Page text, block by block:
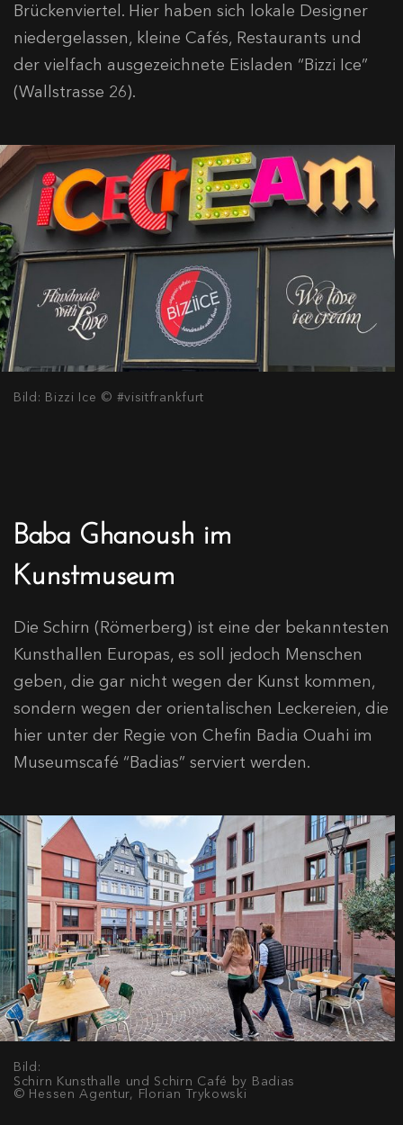
Brückenviertel. Hier haben sich lokale Designer
niedergelassen, kleine Cafés, Restaurants und
der vielfach ausgezeichnete Eisladen “Bizzi Ice”
(Wallstrasse 26).
Bild: Bizzi Ice © #visitfrankfurt
Baba Ghanoush im
Kunstmuseum
Die Schirn (Römerberg) ist eine der bekanntesten
Kunsthallen Europas, es soll jedoch Menschen
geben, die gar nicht wegen der Kunst kommen,
sondern wegen der orientalischen Leckereien, die
hier unter der Regie von Chefin Badia Ouahi im
Museumscafé “Badias” serviert werden.
Bild:
Schirn Kunsthalle und Schirn Café by Badias
© Hessen Agentur, Florian Trykowski